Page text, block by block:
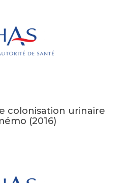
colonisation urinaire
(2016)